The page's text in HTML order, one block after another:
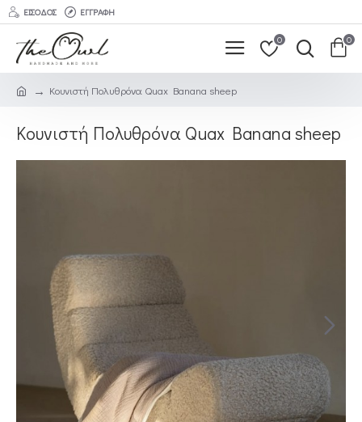
ΕΊΣΟΔΟΣ ΕΓΓΡΑΦΉ
0 0
Κουνιστή Πολυθρόνα Quax Banana sheep
Κουνιστή Πολυθρόνα Quax Banana sheep